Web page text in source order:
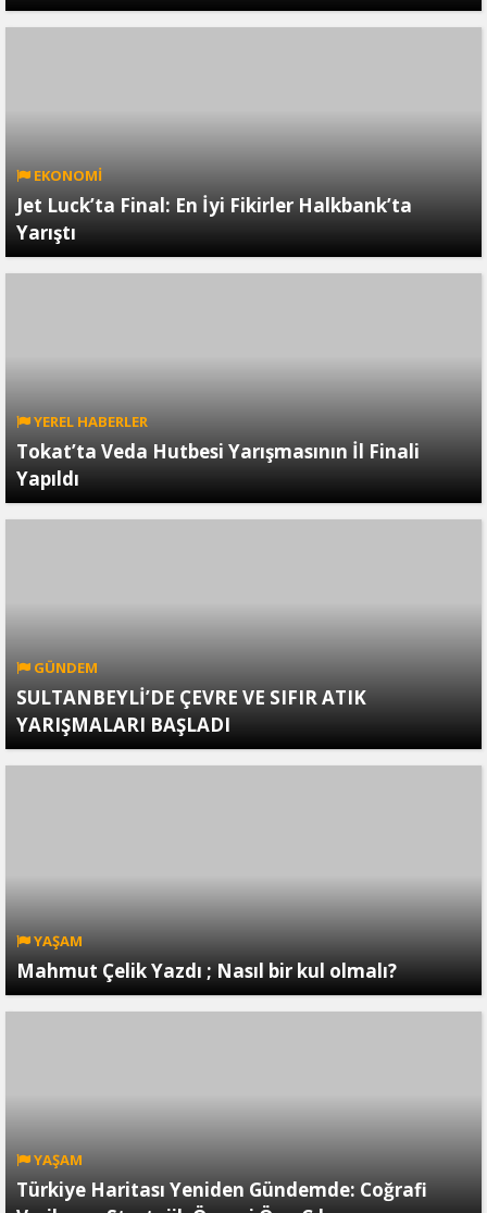
EKONOMİ
Jet Luck’ta Final: En İyi Fikirler Halkbank’ta
Yarıştı
YEREL HABERLER
Tokat’ta Veda Hutbesi Yarışmasının İl Finali
Yapıldı
GÜNDEM
SULTANBEYLİ’DE ÇEVRE VE SIFIR ATIK
YARIŞMALARI BAŞLADI
YAŞAM
Mahmut Çelik Yazdı ; Nasıl bir kul olmalı?
YAŞAM
Türkiye Haritası Yeniden Gündemde: Coğrafi